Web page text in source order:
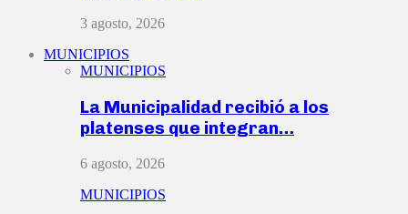
3 agosto, 2026
MUNICIPIOS
MUNICIPIOS
La Municipalidad recibió a los
platenses que integran…
6 agosto, 2026
MUNICIPIOS